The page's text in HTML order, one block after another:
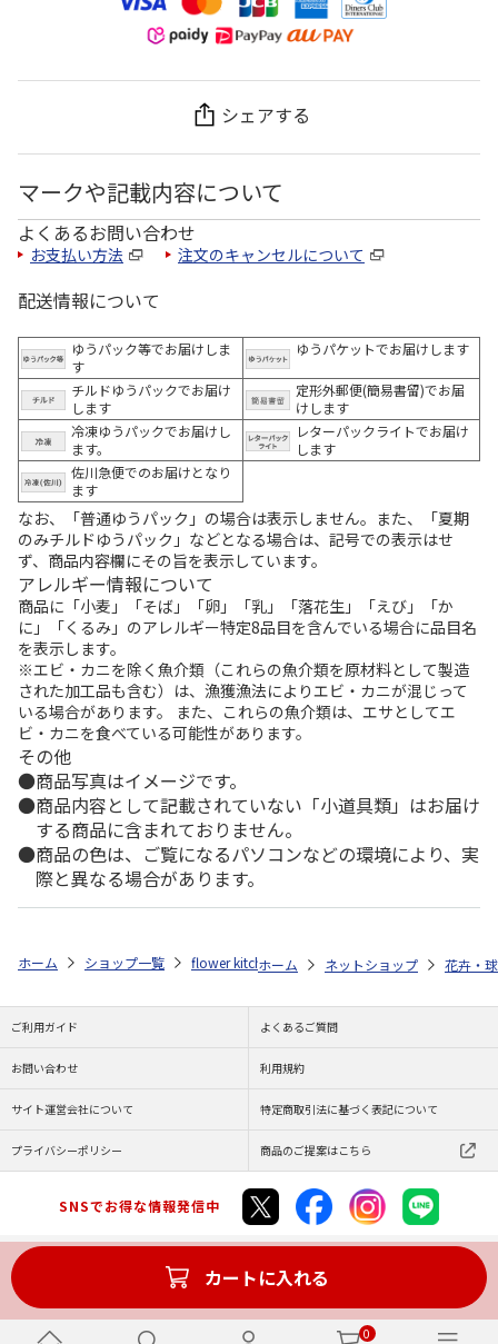
0
シェアする
マークや記載内容について
よくあるお問い合わせ
お支払い方法 注文のキャンセルについて
配送情報について
ゆうパック等でお届けしま
す
ゆうパケットでお届けします
チルドゆうパックでお届け
します
定形外郵便(簡易書留)でお届
けします
冷凍ゆうパックでお届けし
ます。
レターパックライトでお届け
します
佐川急便でのお届けとなり
ます
なお、「普通ゆうパック」の場合は表示しません。また、「夏期
のみチルドゆうパック」などとなる場合は、記号での表示はせ
ず、商品内容欄にその旨を表示しています。
アレルギー情報について
商品に「小麦」「そば」「卵」「乳」「落花生」「えび」「か
に」「くるみ」のアレルギー特定8品目を含んでいる場合に品目名
を表示します。
※エビ・カニを除く魚介類（これらの魚介類を原材料として製造
された加工品も含む）は、漁獲漁法によりエビ・カニが混じって
いる場合があります。 また、これらの魚介類は、エサとしてエ
ビ・カニを食べている可能性があります。
その他
商品写真はイメージです。
商品内容として記載されていない「小道具類」はお届け
する商品に含まれておりません。
商品の色は、ご覧になるパソコンなどの環境により、実
際と異なる場合があります。
カートに入れる
ホーム ショップ一覧 flower kitchen jiyugaoka（グリーンインダストリ
ホーム ネットショップ 花卉・
ご利用ガイド よくあるご質問
お問い合わせ 利用規約
サイト運営会社について 特定商取引法に基づく表記について
プライバシーポリシー 商品のご提案はこちら
SNSでお得な情報発信中